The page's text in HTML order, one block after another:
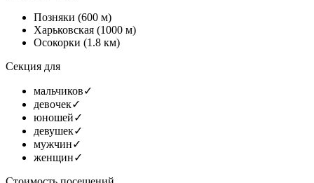
Позняки (600 м)
Харьковская (1000 м)
Осокорки (1.8 км)
Секция для
мальчиков✓
девочек✓
юношей✓
девушек✓
мужчин✓
женщин✓